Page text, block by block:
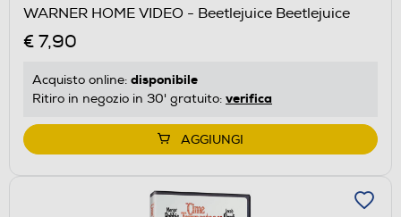
WARNER HOME VIDEO - Beetlejuice Beetlejuice
€ 7,90
Acquisto online: disponibile
Ritiro in negozio in 30' gratuito: verifica
AGGIUNGI